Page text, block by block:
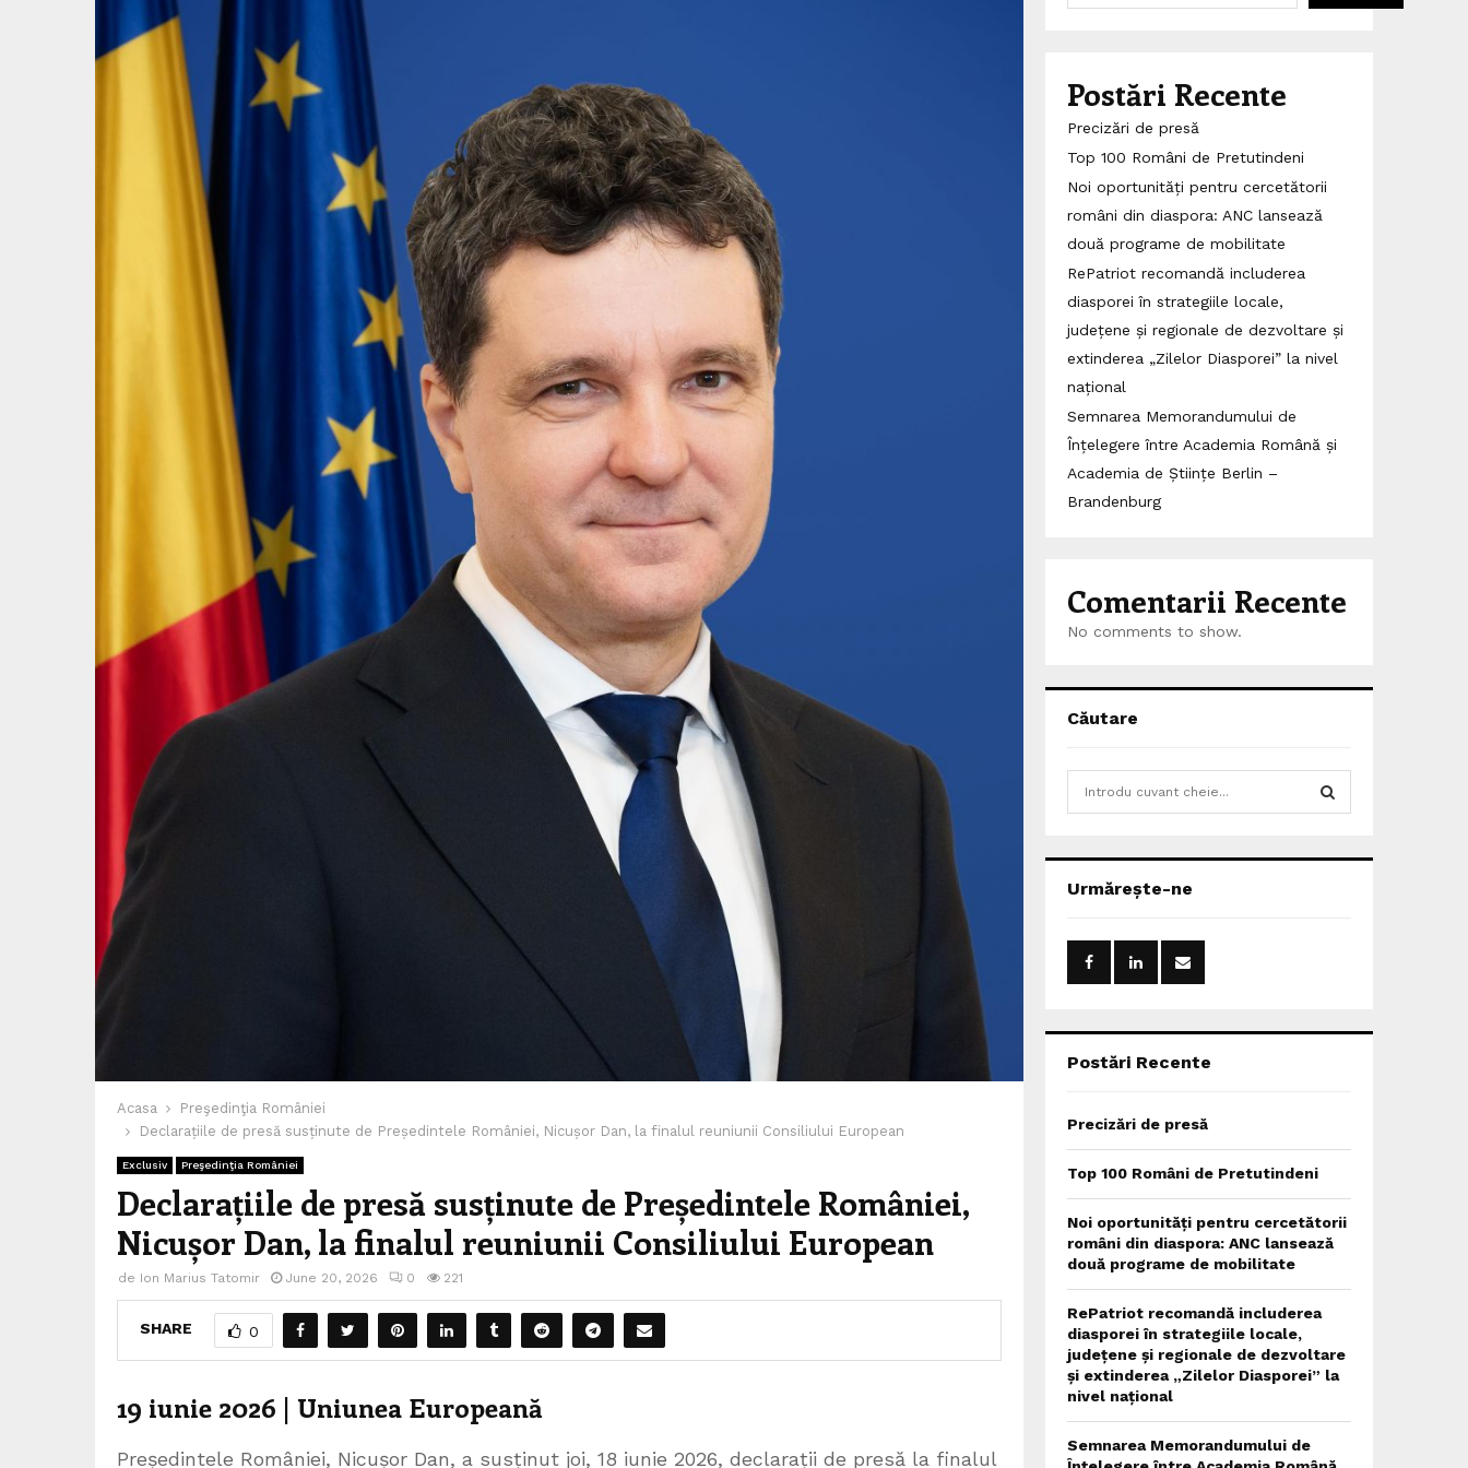
Acasa
Preşedinţia României
Declarațiile de presă susținute de Președintele României, Nicușor Dan, la finalul reuniunii Consiliului European
Exclusiv Preşedinţia României
Declarațiile de presă susținute de Președintele României,
Nicușor Dan, la finalul reuniunii Consiliului European
de Ion Marius Tatomir June 20, 2026 0 221
SHARE 0
19 iunie 2026 | Uniunea Europeană
Președintele României, Nicușor Dan, a susținut joi, 18 iunie 2026, declarații de presă la finalul
Postări Recente
Precizări de presă
Top 100 Români de Pretutindeni
Noi oportunități pentru cercetătorii
români din diaspora: ANC lansează
două programe de mobilitate
RePatriot recomandă includerea
diasporei în strategiile locale,
județene și regionale de dezvoltare și
extinderea „Zilelor Diasporei” la nivel
național
Semnarea Memorandumului de
Înțelegere între Academia Română și
Academia de Științe Berlin –
Brandenburg
Comentarii Recente
No comments to show.
Căutare
h
o
:
Urmărește-ne
Postări Recente
Precizări de presă
Top 100 Români de Pretutindeni
Noi oportunități pentru cercetătorii
români din diaspora: ANC lansează
două programe de mobilitate
RePatriot recomandă includerea
diasporei în strategiile locale,
județene și regionale de dezvoltare
și extinderea „Zilelor Diasporei” la
nivel național
Semnarea Memorandumului de